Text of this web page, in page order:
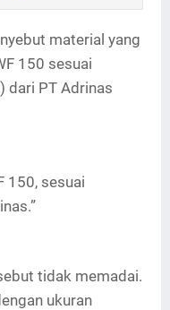
material yang
150 sesuai
dari PT Adrinas
150, sesuai
tidak memadai.
ukuran